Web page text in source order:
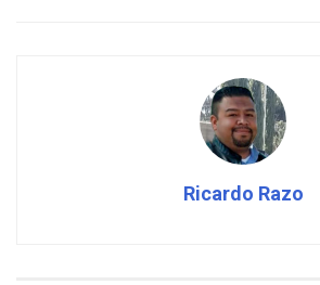
Ricardo Razo